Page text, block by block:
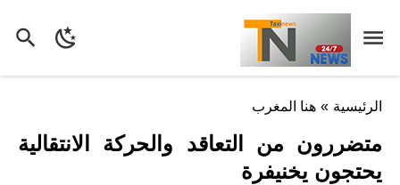
الرئيسية » هنا المغرب
متضررون من التعاقد والحركة الانتقالية
يحتجون يخنيفرة